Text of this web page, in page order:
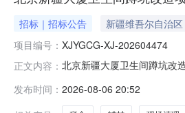
招标｜招标公告 新疆维吾尔自治区
项目编号： XJYGCG-XJ-202604474
正文内容： 北京新疆大厦卫生间蹲坑改
理施工许可证，严格遵守大
发布时间： 2026-08-06 20:52